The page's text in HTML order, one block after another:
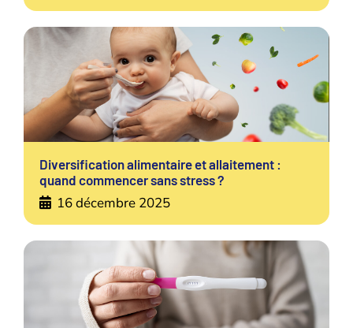
Diversification alimentaire et allaitement :
quand commencer sans stress ?
16 décembre 2025